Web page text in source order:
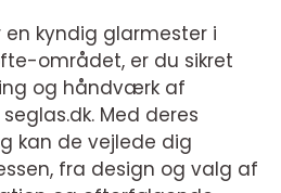
en kyndig glarmester i
området, er du sikret
og håndværk af
Med deres
kan de vejlede dig
fra design og valg af